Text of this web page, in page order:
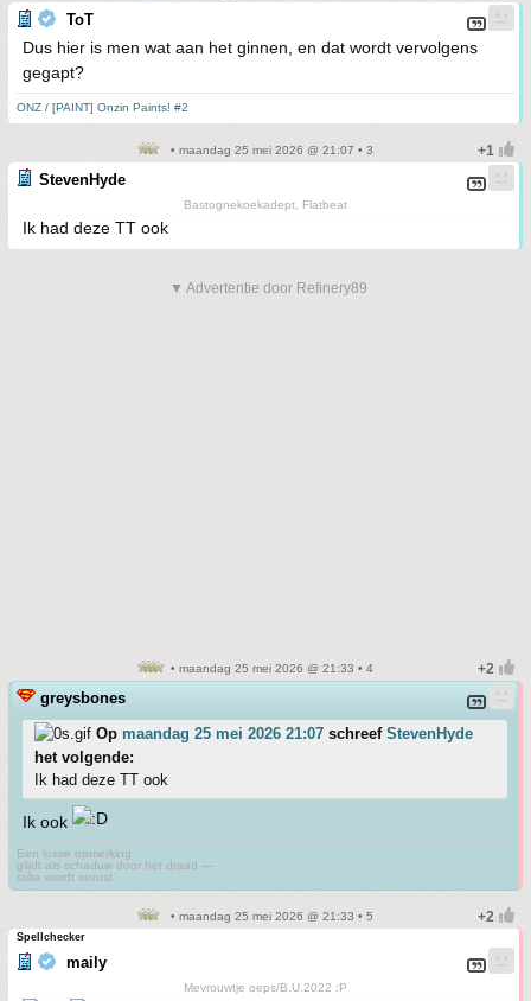
ToT
Dus hier is men wat aan het ginnen, en dat wordt vervolgens
gegapt?
ONZ / [PAINT] Onzin Paints! #2
• maandag 25 mei 2026 @ 21:07 • 3
StevenHyde
Bastognekoekadept, Flatbeat
Ik had deze TT ook
▼ Advertentie door Refinery89
• maandag 25 mei 2026 @ 21:33 • 4
greysbones
Op maandag 25 mei 2026 21:07 schreef StevenHyde
het volgende:
Ik had deze TT ook
Ik ook
Een losse opmerking
glijdt als schaduw door het draad —
stilte wordt onrust
• maandag 25 mei 2026 @ 21:33 • 5
Spellchecker
maily
Mevrouwtje oeps/B.U.2022 :P